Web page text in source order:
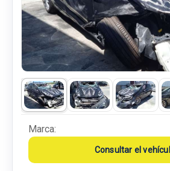
Marca:
Consultar el